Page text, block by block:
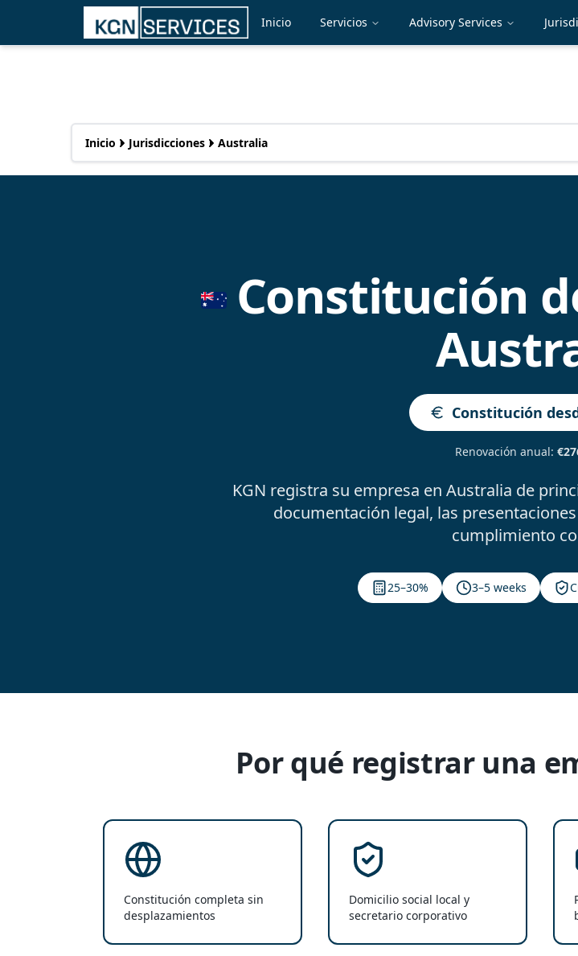
Inicio Servicios Advisory Services
Inicio Jurisdicciones Australia
Constitución
Constitución
Renovación anual:
KGN registra su empresa en Australia de
documentación legal, las
cumplimiento
25–30% 3–5 weeks
Por qué registrar una
Constitución completa sin
desplazamientos
Domicilio social local y
secretario corporativo